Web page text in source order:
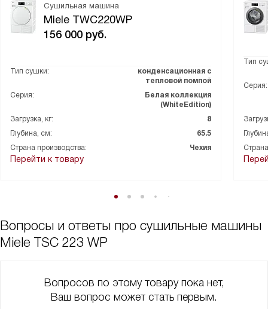
Сушильная машина
Miele TWC220WP
156 000 руб.
Тип сушки:
конденсационная с
тепловой помпой
Серия:
Белая коллекция
(WhiteEdition)
Загрузка, кг:
8
Глубина, см:
65.5
Страна производства:
Чехия
Перейти к товару
Тип
Серия:
Вопросы и ответы про сушильные машины
Miele TSC 223 WP
Вопросов по этому товару пока нет,
Ваш вопрос может стать первым.